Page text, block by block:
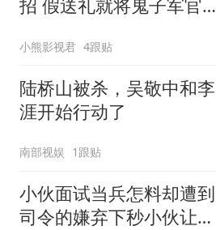
招 假送礼就将鬼子军官給
小熊影视君 4跟贴
陆桥山被杀，吴敬中和李
涯开始行动了
南部视娱 1跟贴
小伙面试当兵怎料却遭到
司令的嫌弃下秒小伙让他